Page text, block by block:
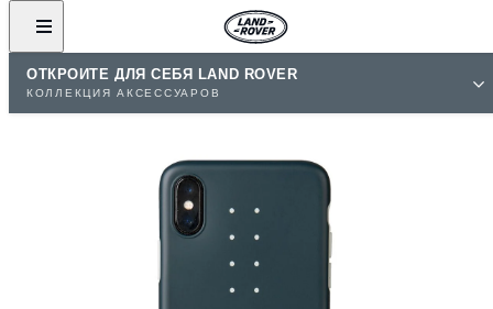
ОТКРОЙТЕ ДЛЯ СЕБЯ LAND ROVER
КОЛЛЕКЦИЯ АКСЕССУАРОВ